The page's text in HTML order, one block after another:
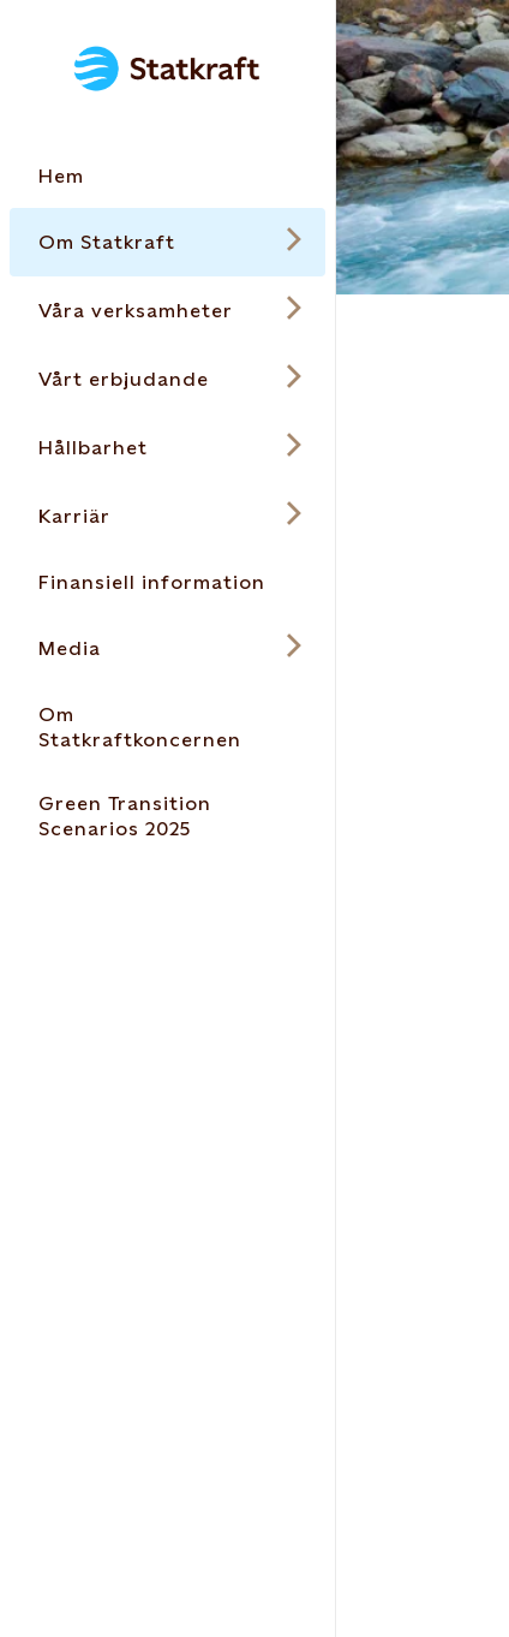
Hem
Om Statkraft
Våra verksamheter
Vårt erbjudande
Hållbarhet
Karriär
Finansiell information
Media
Om
Statkraftkoncernen
Green Transition
Scenarios 2025